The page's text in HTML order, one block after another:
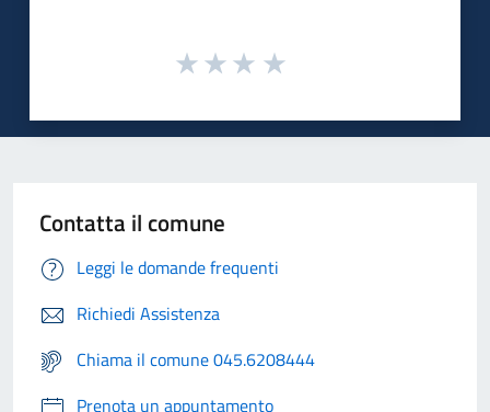
Contatta il comune
Leggi le domande frequenti
Richiedi Assistenza
Chiama il comune 045.6208444
Prenota un appuntamento